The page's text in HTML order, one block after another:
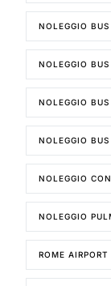
NOLEGGIO
NOLEGGIO
NOLEGGIO
NOLEGGIO
NOLEGGIO
NOLEGGIO
ROME AIRPORT